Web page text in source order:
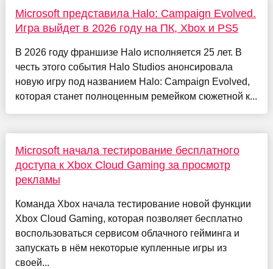
Microsoft представила Halo: Campaign Evolved.
Игра выйдет в 2026 году на ПК, Xbox и PS5
В 2026 году франшизе Halo исполняется 25 лет. В
честь этого события Halo Studios анонсировала
новую игру под названием Halo: Campaign Evolved,
которая станет полноценным ремейком сюжетной к...
Microsoft начала тестирование бесплатного
доступа к Xbox Cloud Gaming за просмотр
рекламы
Команда Xbox начала тестирование новой функции
Xbox Cloud Gaming, которая позволяет бесплатно
воспользоваться сервисом облачного гейминга и
запускать в нём некоторые купленные игры из
своей...